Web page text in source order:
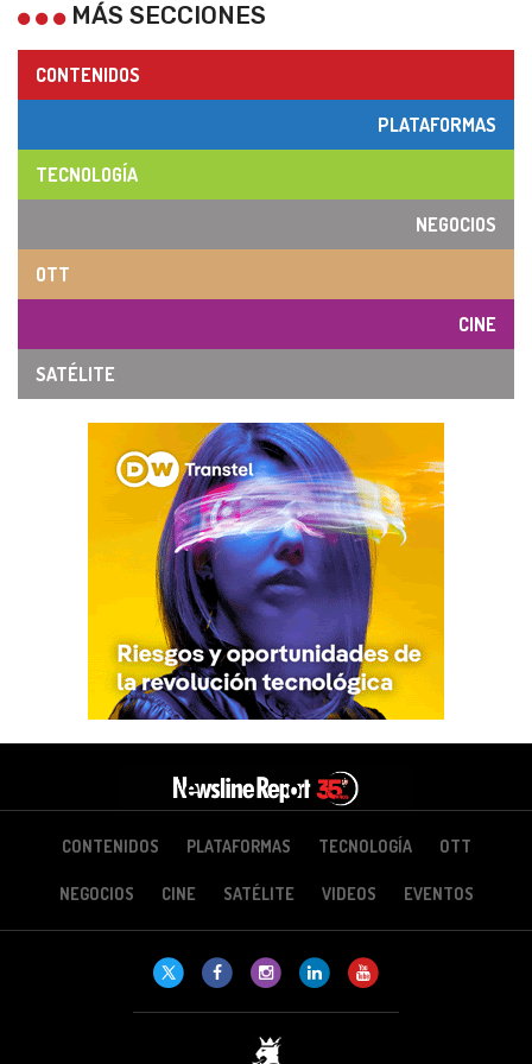
MÁS SECCIONES
CONTENIDOS
PLATAFORMAS
TECNOLOGÍA
NEGOCIOS
OTT
CINE
SATÉLITE
CONTENIDOS PLATAFORMAS TECNOLOGÍA OTT
NEGOCIOS CINE SATÉLITE VIDEOS EVENTOS